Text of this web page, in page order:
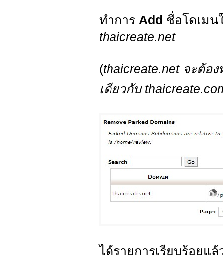
ทำการ Add ชื่อโดเมน
thaicreate.net
(thaicreate.net จะต้อ
เดียวกับ
ได้รายการเรียบร้อยแล้